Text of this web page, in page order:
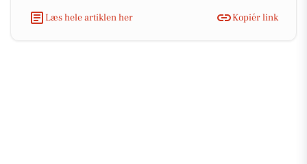
Læs hele artiklen her
Kopiér link